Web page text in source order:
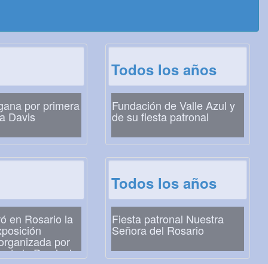
por primera
Davis
Todos los años
Fundación de Valle Azul y
de su fiesta patronal
en Rosario la
por
de la Provincia
Todos los años
Fiesta patronal Nuestra
Señora del Rosario